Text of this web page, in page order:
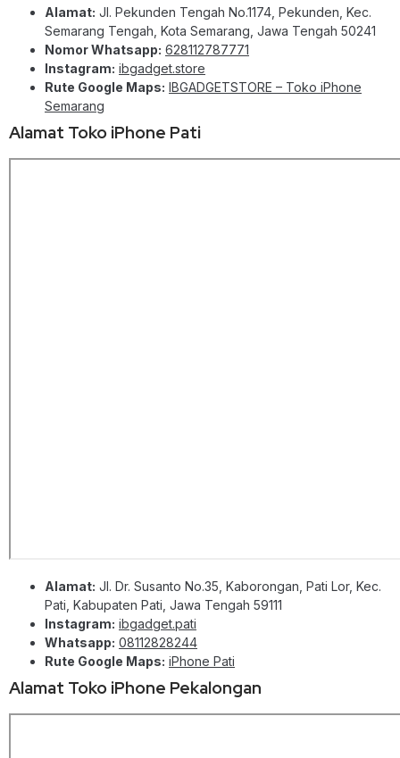
Alamat: Jl. Pekunden Tengah No.1174, Pekunden, Kec.
Semarang Tengah, Kota Semarang, Jawa Tengah 50241
Nomor Whatsapp: 628112787771
Instagram: ibgadget.store
Rute Google Maps: IBGADGETSTORE – Toko iPhone
Semarang
Alamat Toko iPhone Pati
Alamat: Jl. Dr. Susanto No.35, Kaborongan, Pati Lor, Kec.
Pati, Kabupaten Pati, Jawa Tengah 59111
Instagram: ibgadget.pati
Whatsapp: 08112828244
Rute Google Maps: iPhone Pati
Alamat Toko iPhone Pekalongan